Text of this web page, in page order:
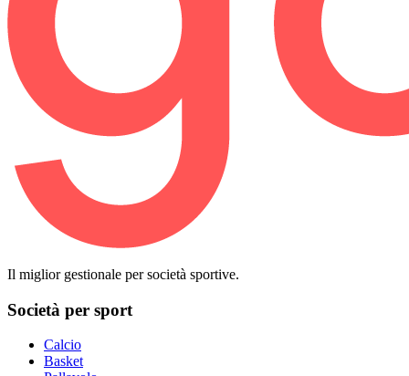
Il miglior gestionale per società sportive.
Società per sport
Calcio
Basket